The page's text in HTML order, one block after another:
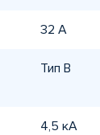
32 A
Тип B
4,5 кА